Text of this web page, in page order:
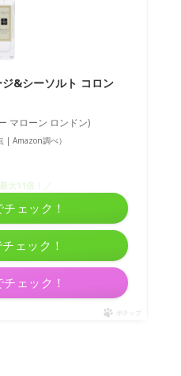
&シーソルト コロン
マローン ロンドン)
| Amazon調べ）
ェック！
大11倍！／
ェック！
ェック！
ポチップ